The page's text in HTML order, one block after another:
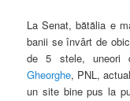
La Senat, bătălia e
banii se învârt de
de 5 stele, uneori
Gheorghe, PNL,
un site bine pus la